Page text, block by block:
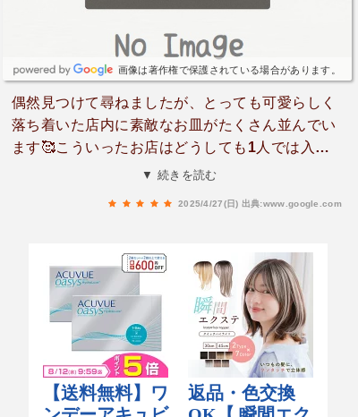
画像は著作権で保護されている場合があります。
偶然見つけて尋ねましたが、とっても可愛らしく
落ち着いた店内に素敵なお皿がたくさん並んでい
ます🥰こういったお店はどうしても1人では入り
づらいのですが、来てよかった☺️お値段も比較的
▼ 続きを読む
2025/4/27(日) 出典:www.google.com